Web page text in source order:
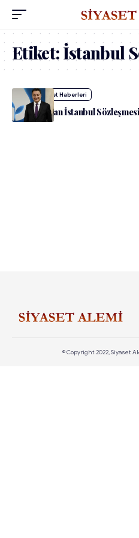
Etiket:İstanbul
admin Siyaset Haberleri
Babacan’dan İstanbul Sözleşmesi
© Copyright 2022, Siyaset